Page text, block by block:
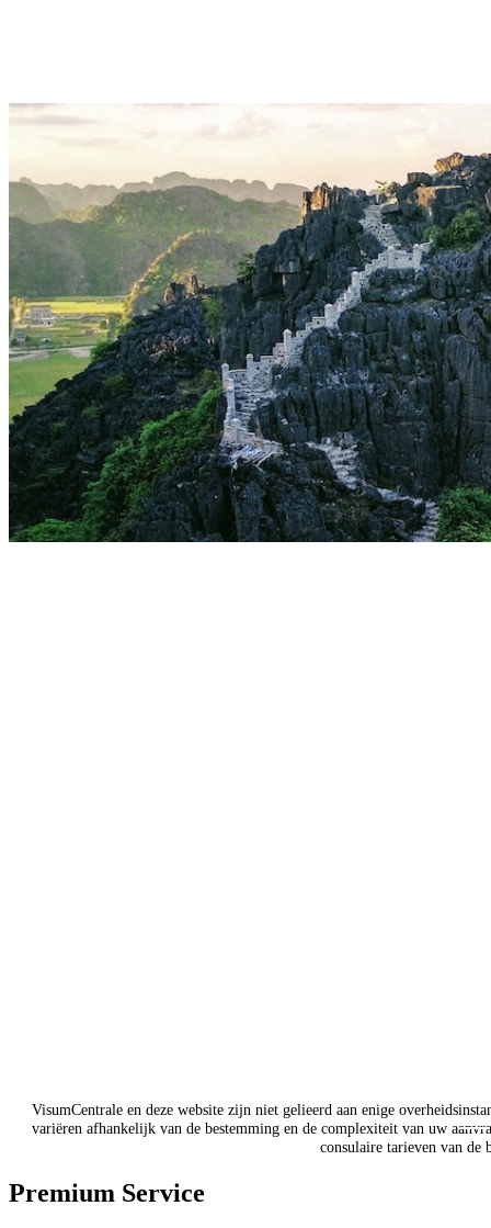
VisumCentrale en deze website zijn niet gelieerd aan enige
variëren afhankelijk van de bestemming en de complexiteit van uw
consulaire tarieven van de
Premium Service